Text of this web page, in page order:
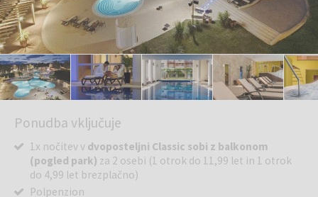
Ponudba vključuje
1x nočitev v dvoposteljni Classic sobi z balkonom
(pogled park) za 2 osebi (1 otrok do 11,99 let in 1 otrok
do 4,99 let brezplačno)
Polpenzion